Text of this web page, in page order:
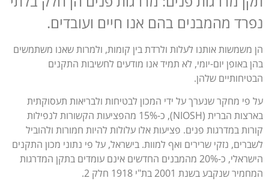
מהמבנים בהם אנו חיים ועובדים.
אותנו לעלות ולרדת בין קומות, ולמרות שאנו משתמשים
באופן יום-יומי, לא תמיד אנו מודעים לחשיבות התקנים
שלהן.
מחקר שנערך על ידי המכון לבטיחות ולבריאות תעסוקתית
בארצות הברית (NIOSH), כ-15% מהפציעות הקשורות לנפילות
במדרגות פנים. פציעות אלו עלולות להיות חמורות ולהוביל
נזקי שרירים ואף למוות. בישראל, על פי נתוני מכון התקנים
הישראלי, כ-20% מהמבנים החדשים אינם עומדים בתקן המדרגות
שנקבע בשנת 2001 בת"י 1918 חלק 2.